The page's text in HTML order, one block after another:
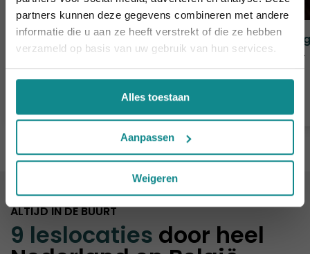
partners kunnen deze gegevens combineren met andere
informatie die u aan ze heeft verstrekt of die ze hebben
verzameld op basis van uw gebruik van hun services.
Alles toestaan
Aanpassen
Weigeren
Visagie (basis)
Duur
2 - 4 dagen
Prijs
€ 335
Meer informatie
Duur
Prijs
ALTIJD IN DE BUURT
9 leslocaties door heel
korting verlengd t.e.m. 7 augustus 2026.
Sluiten